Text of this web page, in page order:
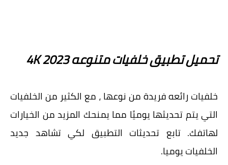
تحميل تطبيق خلفيات متنوعه 4K 2023
خلفيات رائعه فريدة من نوعها ، مع الكثير من الخلفيات
التي يتم تحديثها يوميًا مما يمنحك المزيد من الخيارات
لهاتفك. تابع تحديثات التطبيق لكي تشاهد جديد
الخلفيات يوميا.